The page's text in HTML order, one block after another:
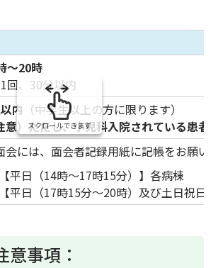
～20時
回、30分以内
内 （中学生以上の方に限ります）
意）ただし、小児科入院されている患
会には、面会者記録用紙に記帳をお願い
【平日（14時～17時15分）】各病棟
【平日（17時15分～20時）及び土日祝日
スクロールできます
意事項：